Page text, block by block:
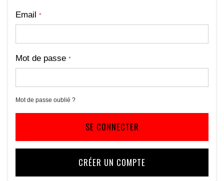
Email
Mot de passe
Mot de passe oublié ?
SE CONNECTER
CRÉER UN COMPTE